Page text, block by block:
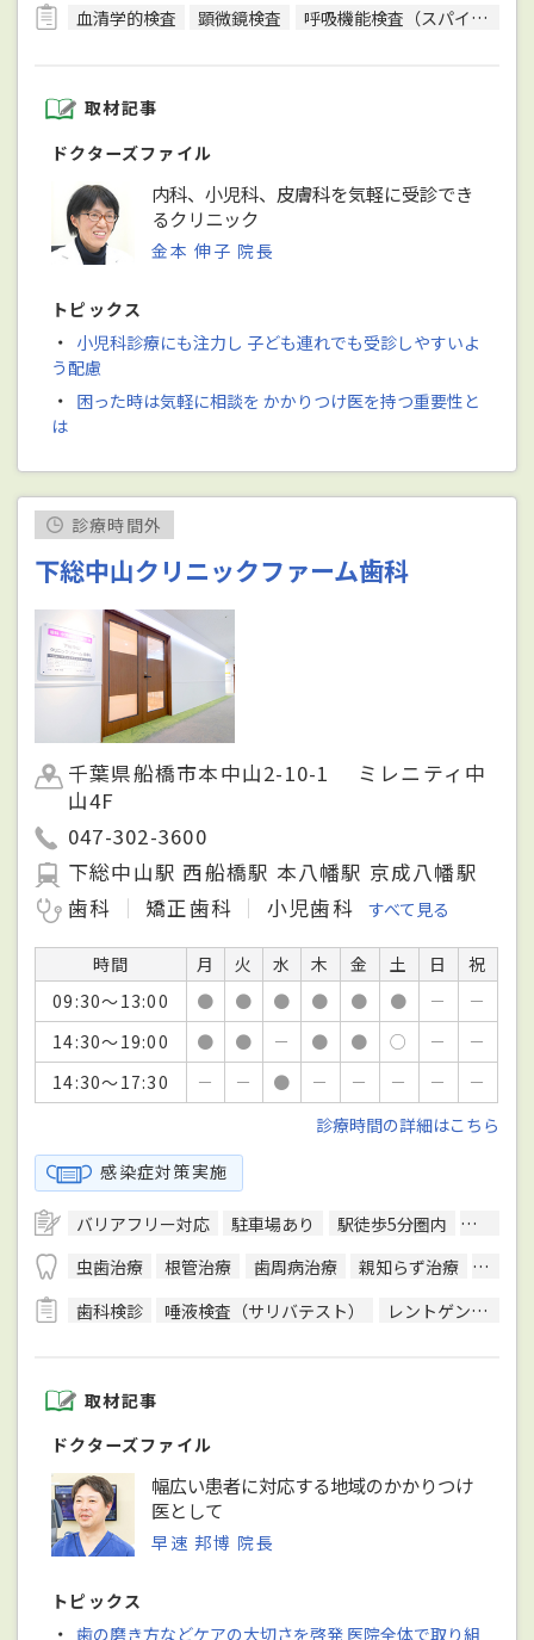
血清学的検査
顕微鏡検査 呼吸機能検査（スパイロメトリー）
取材記事
ドクターズファイル
内科、小児科、皮膚科を気軽に受診でき
るクリニック
金本 伸子 院長
トピックス
・ 小児科診療にも注力し 子ども連れでも受診しやすいよ
う配慮
・ 困った時は気軽に相談を かかりつけ医を持つ重要性と
は
診療時間外
下総中山クリニックファーム歯科
千葉県船橋市本中山2-10-1 ミレニティ中
山4F
047-302-3600
下総中山駅 西船橋駅 本八幡駅 京成八幡駅
歯科
矯正歯科 小児歯科 すべて見る
時間 月 火 水 木 金 土 日
祝
09:30～13:00
● ● ● ● ● ● －
－
14:30～19:00
● ● － ● ● ○ －
－
14:30～17:30
－ － ● － － － －
－
診療時間の詳細はこちら
感染症対策実施
バリアフリー対応 駐車場あり 駅徒歩5分圏内
予約可
虫歯治療
根管治療 歯周病治療 親知らず治療
顎関
歯科検診
唾液検査（サリバテスト） レントゲン検査
取材記事
ドクターズファイル
幅広い患者に対応する地域のかかりつけ
医として
早速 邦博 院長
トピックス
・ 歯の磨き方などケアの大切さを啓発 医院全体で取り組